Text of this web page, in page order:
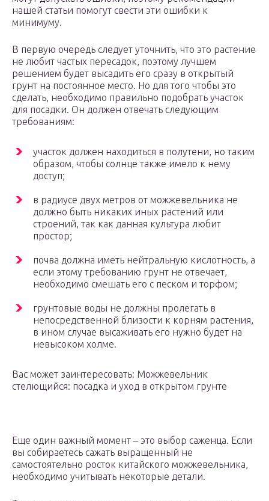
нашей статьи помогут свести эти ошибки к
минимуму.
В первую очередь следует уточнить, что это растение
не любит частых пересадок, поэтому лучшем
решением будет высадить его сразу в открытый
грунт на постоянное место. Но для того чтобы это
сделать, необходимо правильно подобрать участок
для посадки. Он должен отвечать следующим
требованиям:
участок должен находиться в полутени, но таким
образом, чтобы солнце также имело к нему
доступ;
в радиусе двух метров от можжевельника не
должно быть никаких иных растений или
строений, так как данная культура любит
простор;
почва должна иметь нейтральную кислотность, а
если этому требованию грунт не отвечает,
необходимо смешать его с песком и торфом;
грунтовые воды не должны пролегать в
непосредственной близости к корням растения,
в ином случае высаживать его нужно будет на
невысоком холме.
Вас может заинтересовать: Можжевельник
стелющийся: посадка и уход в открытом грунте
Еще один важный момент – это выбор саженца. Если
вы собираетесь сажать выращенный не
самостоятельно росток китайского можжевельника,
необходимо учитывать некоторые детали.